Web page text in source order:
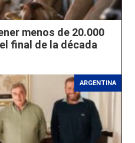
menos de 20.000
final de la década
ARGENTINA